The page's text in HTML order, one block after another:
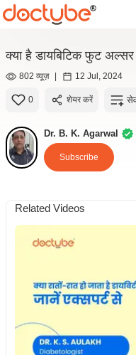
क्या है डायबिटिक फुट
802 व्यूज़ | 12 Jul, 2024
0 शेयर करें
Dr. B. K. Agarwal
Subscribe
Related Videos